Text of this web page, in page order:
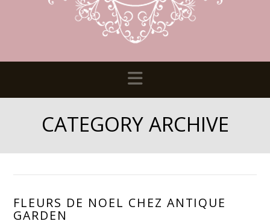
Navigation
CATEGORY ARCHIVE
FLEURS DE NOEL CHEZ ANTIQUE
GARDEN